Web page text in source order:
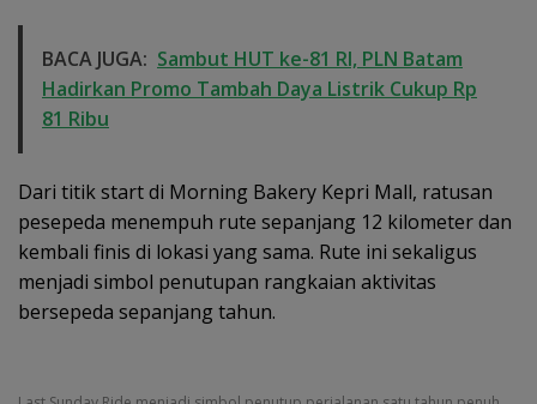
BACA JUGA: Sambut HUT ke-81 RI, PLN Batam
Hadirkan Promo Tambah Daya Listrik Cukup Rp
81 Ribu
Dari titik start di Morning Bakery Kepri Mall, ratusan
pesepeda menempuh rute sepanjang 12 kilometer dan
kembali finis di lokasi yang sama. Rute ini sekaligus
menjadi simbol penutupan rangkaian aktivitas
bersepeda sepanjang tahun.